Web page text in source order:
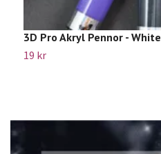
3D Pro Akryl Pennor - White
19 kr